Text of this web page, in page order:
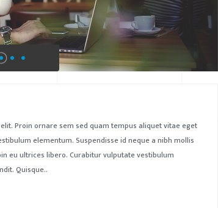
Proin ornare sem sed quam tempus aliquet vitae eget
elementum. Suspendisse id neque a nibh mollis
eu ultrices libero. Curabitur vulputate vestibulum
Quisque..